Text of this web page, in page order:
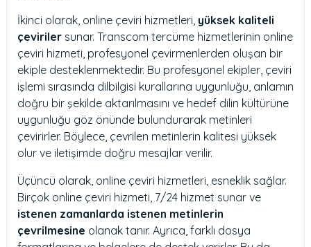
İkinci olarak, online çeviri hizmetleri, yüksek kaliteli
çevirilersunar. Transcom tercüme hizmetlerinin online
çeviri hizmeti, profesyonel çevirmenlerden oluşan bir
ekiple desteklenmektedir. Bu profesyonel ekipler, çeviri
işlemi sırasında dilbilgisi kurallarına uygunluğu, anlamın
doğru bir şekilde aktarılmasını ve hedef dilin kültürüne
uygunluğu göz önünde bulundurarak metinleri
çevirirler. Böylece, çevrilen metinlerin kalitesi yüksek
olur ve iletişimde doğru mesajlar verilir.
Üçüncü olarak, online çeviri hizmetleri, esneklik sağlar.
Birçok online çeviri hizmeti, 7/24 hizmet sunar ve
istenen zamanlarda istenen metinlerin
çevrilmesine olanak tanır. Ayrıca, farklı dosya